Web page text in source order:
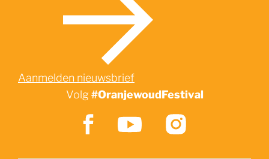
Aanmelden nieuwsbrief
Volg #OranjewoudFestival